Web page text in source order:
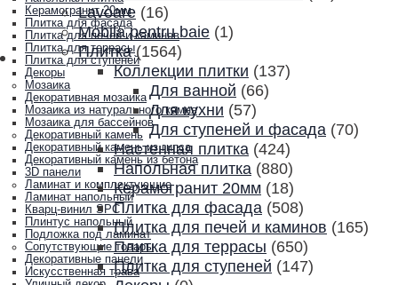
Керамогранит 20мм
Плитка для фасада
Плитка для печей и каминов
Плитка для террасы
Плитка для ступеней
Декоры
Мозаика
Декоративная мозаика
Мозаика из натурального камня
Мозаика для бассейнов
Декоративный камень
Декоративный камень из гипса
Декоративный камень из бетона
3D панели
Ламинат и комплектующие
Ламинат напольный
Кварц-винил SPC
Плинтус напольный
Подложка под ламинат
Сопутствующие товары
Декоративные панели
Искусственная трава
Lavoare (16)
Mobila pentru baie (1)
Плитка (1564)
Коллекции плитки (137)
Для ванной (66)
Для кухни (57)
Для ступеней и фасада (70)
Настенная плитка (424)
Напольная плитка (880)
Керамогранит 20мм (18)
Плитка для фасада (508)
Плитка для печей и каминов (165)
Плитка для террасы (650)
Плитка для ступеней (147)